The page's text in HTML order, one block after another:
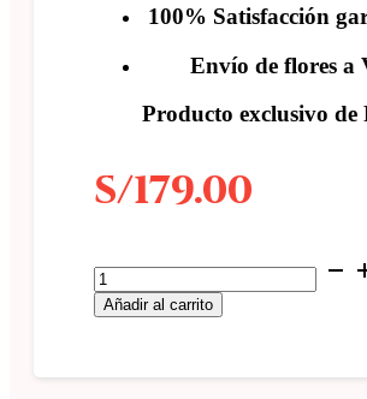
100% Satisfacción
Envío de flores a
Producto exclusivo
S/179.00
Corona
Funebre
#E2
Añadir al carrito